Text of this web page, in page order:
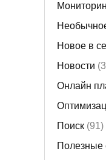
Новое в
Новости
Онлайн
Поиск(91)
Полезные